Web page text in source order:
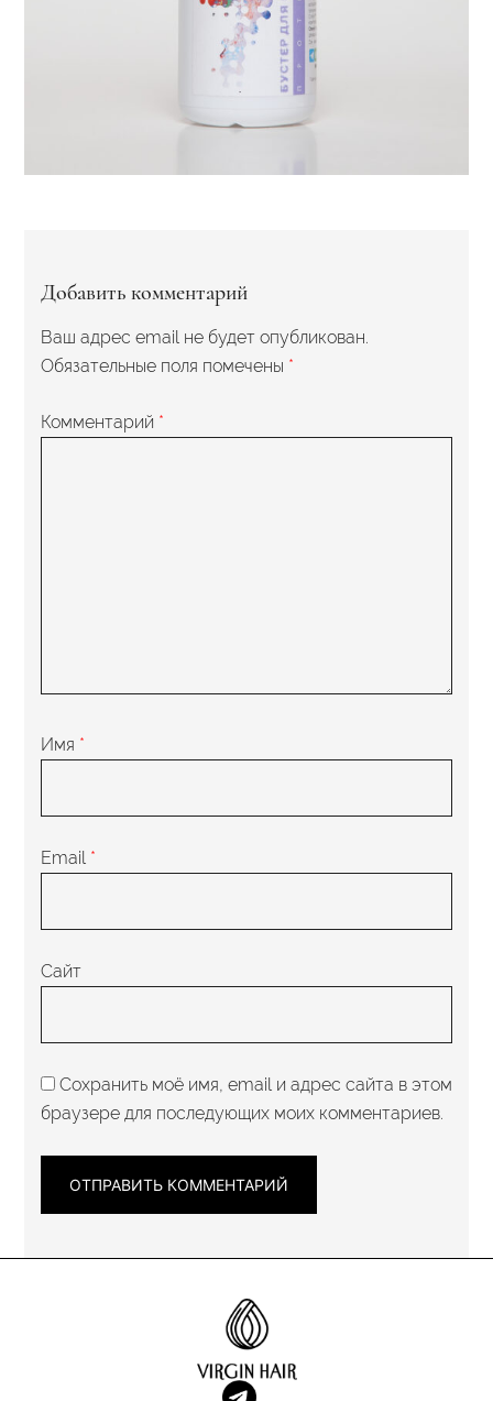
Добавить комментарий
Ваш адрес email не будет опубликован.
Обязательные поля помечены *
Комментарий *
Имя *
Email *
Сайт
Сохранить моё имя, email и адрес сайта в этом
браузере для последующих моих комментариев.